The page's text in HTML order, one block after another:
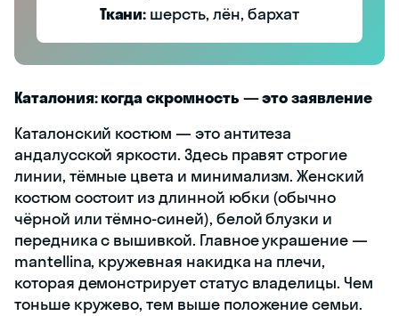
Ткани: шерсть, лён, бархат
Каталония: когда скромность — это заявление
Каталонский костюм — это антитеза
андалусской яркости. Здесь правят строгие
линии, тёмные цвета и минимализм. Женский
костюм состоит из длинной юбки (обычно
чёрной или тёмно-синей), белой блузки и
передника с вышивкой. Главное украшение —
mantellina, кружевная накидка на плечи,
которая демонстрирует статус владелицы. Чем
тоньше кружево, тем выше положение семьи.